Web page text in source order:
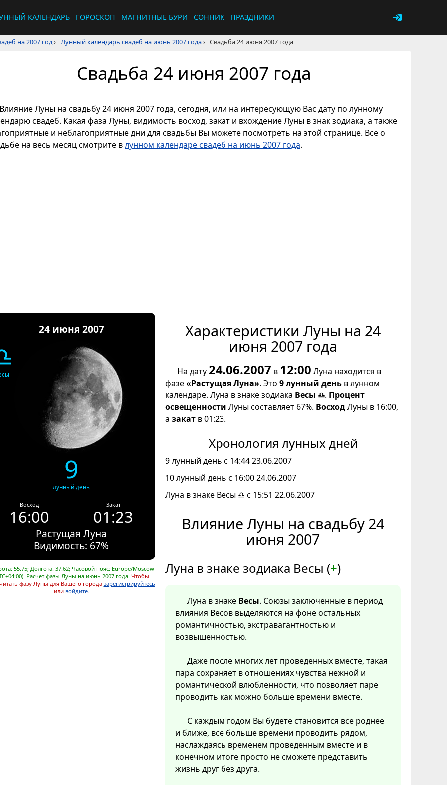
КАЛЕНДАРЬ ГОРОСКОП МАГНИТНЫЕ БУРИ СОННИК ПРАЗДНИКИ
на 2007 год› Лунный календарь свадеб на июнь 2007 года› Свадьба 24 июня 2007 года
Свадьба 24 июня 2007 года
Влияние Луны на свадьбу 24 июня 2007 года, сегодня, или на интересующую Вас дату по лунному
свадеб. Какая фаза Луны, видимость восход, закат и вхождение Луны в знак зодиака, а также
и неблагоприятные дни для свадьбы Вы можете посмотреть на этой странице. Все о
на весь месяц смотрите влунном календаре свадеб на июнь 2007 года.
24 июня 2007
9
лунный день
Восход
16:00
Закат
01:23
Растущая Луна
Видимость: 67%
55.75; Долгота: 37.62; Часовой пояс: Europe/Moscow
Расчет фазы Луны на июнь 2007 года. Чтобы
фазу Луны для Вашего города зарегистрируйтесь
или войдите.
Характеристики Луны на 24
июня 2007 года
На дату 24.06.2007 в 12:00 Луна находится в
фазе«Растущая Луна». Это 9 лунный день в лунном
календаре. Луна в знаке зодиака Весы ♎. Процент
освещенности Луны составляет 67%. ВосходЛуны в 16:00,
а закат в 01:23.
Хронология лунных дней
9 лунный день с 14:44 23.06.2007
10 лунный день с 16:00 24.06.2007
Луна в знаке Весы ♎ с 15:51 22.06.2007
Влияние Луны на свадьбу 24
июня 2007
Луна в знаке зодиака Весы (+)
Луна в знаке Весы. Союзы заключенные в период
влияния Весов выделяются на фоне остальных
романтичностью, экстравагантностью и
возвышенностью.
Даже после многих лет проведенных вместе, такая
пара сохраняет в отношениях чувства нежной и
романтической влюбленности, что позволяет паре
проводить как можно больше времени вместе.
С каждым годом Вы будете становится все роднее
и ближе, все больше времени проводить рядом,
наслаждаясь временем проведенным вместе и в
конечном итоге просто не сможете представить
жизнь друг без друга.